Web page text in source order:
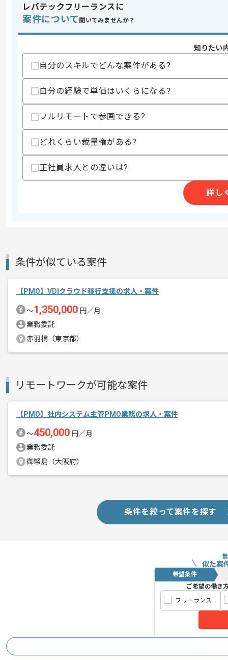
・問い合わせ対応経験
・ C++の開発経験
上記に似た経験やスキルをお持ちであれば申
その他募集要項
募集人数
作業開始日
2025/10/01
エージェントからのコ
レバテックでの実績がある企業の案件で
PMOの経験を活かすことができます。
経験豊富なメンバーと成長が出来る環
レバテックフリーランスに
案件について 聞いてみませんか？
知りたい
自分のスキルでどんな案件がある?
自分の経験で単価はいくらになる?
フルリモートで参画できる?
どれくらい裁量権がある?
正社員求人との違いは?
詳し
条件が似ている案件
【PMO】VDIクラウド移行支援の求人・案件
〜1,350,000 円／月
業務委託
赤羽橋（東京都）
リモートワークが可能な案件
【PMO】社内システム主管PMO業務の求人・案件
〜450,000 円／月
業務委託
御幣島（大阪府）
条件を絞って案件を探す
似た案
希望条件
ご希望の働き
フリーランス